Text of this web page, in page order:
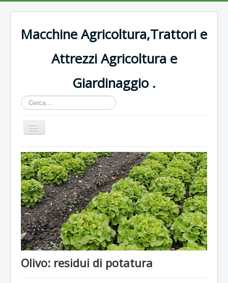
Macchine Agricoltura,Trattori e
Attrezzi Agricoltura e
Giardinaggio .
Cerca...
Cambia
navigazione
Home
Decespugliatori Oleomac
Rasaerba
Trattori vigneto
Forbici e potatura
Olivo: residui di potatura